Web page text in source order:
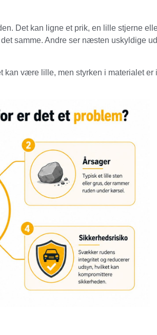
Det kan ligne et prik, en lille stjerne
samme. Andre ser næsten uskyldige
være lille, men styrken i materialet er